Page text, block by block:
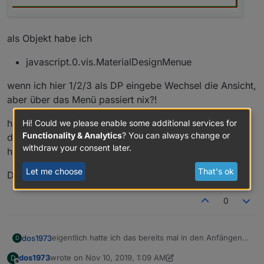
als Objekt habe ich
javascript.0.vis.MaterialDesignMenue
wenn ich hier 1/2/3 als DP eingebe Wechsel die Ansicht,
aber über das Menü passiert nix?!
hat jemand eine Tipp für mich.
den js-controller auf 2.xx habe ich upgedatet... hat
hoffentlich nix damit zu tun.
Danke
0
D dos1973eigentlich hatte ich das bereits mal in den Anfängen
aber irgendwas mach ich jetzt grundlegend falsch,
Wenn ich hier drücke passiert nichts.
D dos1973wrote on Nov 10, 2019, 1:09 AM
Hi! Could we please enable some additional services for
Functionality & Analytics? You can always change or
withdraw your consent later.
Let me choose That's ok